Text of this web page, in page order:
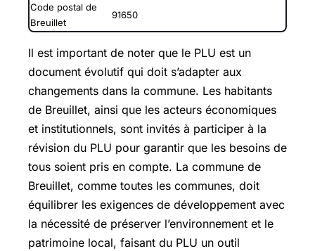
Code postal de
Breuillet
91650
Il est important de noter que le PLU est un
document évolutif qui doit s’adapter aux
changements dans la commune. Les habitants
de Breuillet, ainsi que les acteurs économiques
et institutionnels, sont invités à participer à la
révision du PLU pour garantir que les besoins de
tous soient pris en compte. La commune de
Breuillet, comme toutes les communes, doit
équilibrer les exigences de développement avec
la nécessité de préserver l’environnement et le
patrimoine local, faisant du PLU un outil